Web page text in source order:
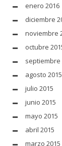
enero 2016
diciembre
noviembre
octubre
septiembre
agosto 2015
julio 2015
junio 2015
mayo 2015
abril 2015
marzo 2015